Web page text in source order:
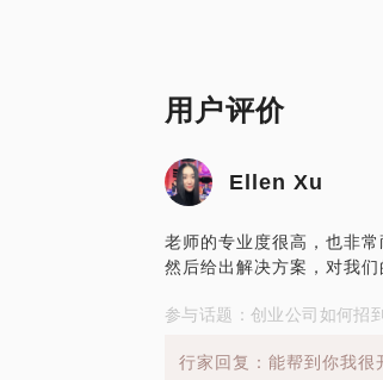
用户评价
Ellen Xu
老师的专业度很高，也非
然后给出解决方案，对我
参与话题：创业公司如何招
行家回复：能帮到你我很